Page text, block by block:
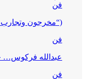
فن
(“مخرجون وتجارب
فن
عبدالله فركوس…
فن